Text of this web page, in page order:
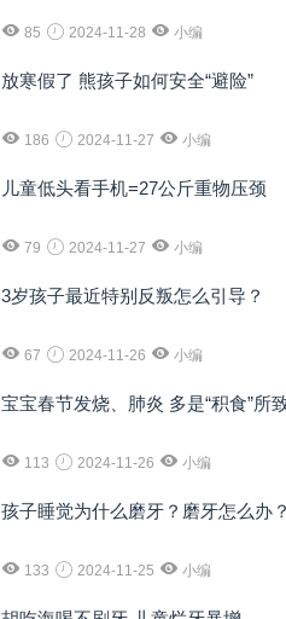
85 2024-11-28 小编
放寒假了 熊孩子如何安全“避险”
186 2024-11-27 小编
儿童低头看手机=27公斤重物压颈
79 2024-11-27 小编
3岁孩子最近特别反叛怎么引导？
67 2024-11-26 小编
宝宝春节发烧、肺炎 多是“积食”所
113 2024-11-26 小编
孩子睡觉为什么磨牙？磨牙怎么办
133 2024-11-25 小编